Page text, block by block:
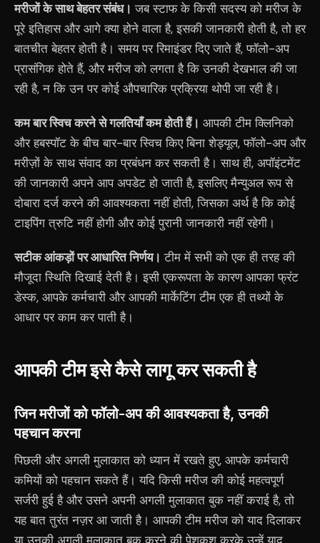
मरीजों के साथ बेहतर संबंध। जब स्टाफ के किसी सदस्य को मरीज के
पूरे इतिहास और आगे क्या होने वाला है, इसकी जानकारी होती है, तो हर
बातचीत बेहतर होती है। समय पर रिमाइंडर दिए जाते हैं, फॉलो-अप
प्रासंगिक होते हैं, और मरीज को लगता है कि उनकी देखभाल की जा
रही है, न कि उन पर कोई औपचारिक प्रक्रिया थोपी जा रही है।
कम बार स्विच करने से गलतियाँ कम होती हैं। आपकी टीम क्लिनिको
और हबस्पॉट के बीच बार-बार स्विच किए बिना शेड्यूल, फॉलो-अप और
मरीज़ों के साथ संवाद का प्रबंधन कर सकती है। साथ ही, अपॉइंटमेंट
की जानकारी अपने आप अपडेट हो जाती है, इसलिए मैन्युअल रूप से
दोबारा दर्ज करने की आवश्यकता नहीं होती, जिसका अर्थ है कि कोई
टाइपिंग त्रुटि नहीं होगी और कोई पुरानी जानकारी नहीं रहेगी।
सटीक आंकड़ों पर आधारित निर्णय। टीम में सभी को एक ही तरह की
मौजूदा स्थिति दिखाई देती है। इसी एकरूपता के कारण आपका फ्रंट
डेस्क, आपके कर्मचारी और आपकी मार्केटिंग टीम एक ही तथ्यों के
आधार पर काम कर पाती है।
आपकी टीम इसे कैसे लागू कर सकती है
जिन मरीजों को फॉलो-अप की आवश्यकता है, उनकी
पहचान करना
पिछली और अगली मुलाकात को ध्यान में रखते हुए, आपके कर्मचारी
कमियों को पहचान सकते हैं। यदि किसी मरीज की कोई महत्वपूर्ण
सर्जरी हुई है और उसने अपनी अगली मुलाकात बुक नहीं कराई है, तो
यह बात तुरंत नज़र आ जाती है। आपकी टीम मरीज को याद दिलाकर